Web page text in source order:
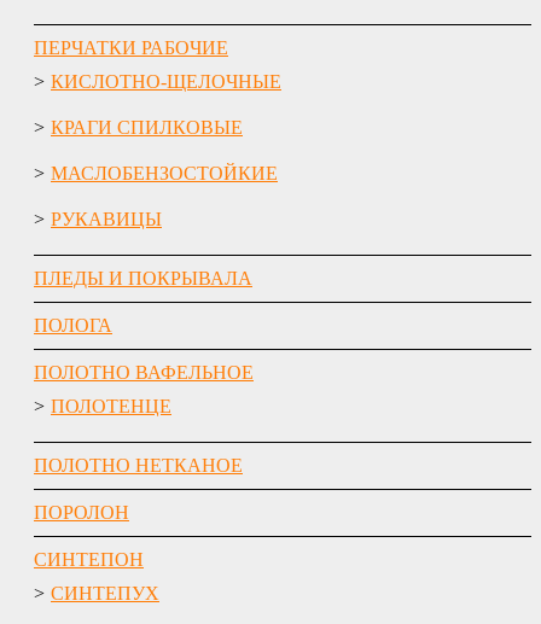
ПЕРЧАТКИ РАБОЧИЕ
КИСЛОТНО-ЩЕЛОЧНЫЕ
КРАГИ СПИЛКОВЫЕ
МАСЛОБЕНЗОСТОЙКИЕ
РУКАВИЦЫ
ПЛЕДЫ И ПОКРЫВАЛА
ПОЛОГА
ПОЛОТНО ВАФЕЛЬНОЕ
ПОЛОТЕНЦЕ
ПОЛОТНО НЕТКАНОЕ
ПОРОЛОН
СИНТЕПОН
СИНТЕПУХ